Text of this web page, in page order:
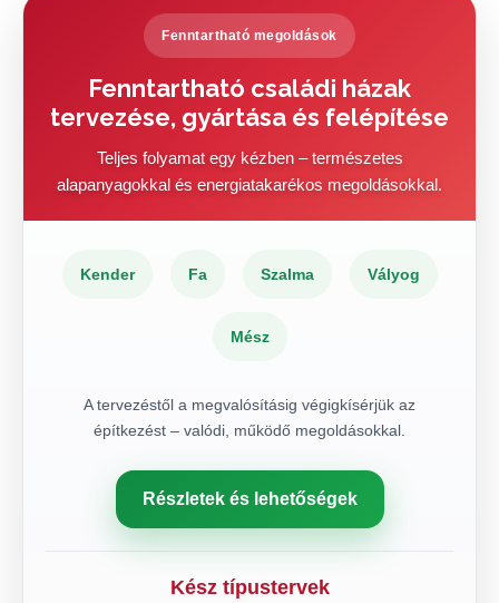
Fenntartható megoldások
Fenntartható családi házak
tervezése, gyártása és felépítése
Teljes folyamat egy kézben – természetes
alapanyagokkal és energiatakarékos megoldásokkal.
Kender Fa Szalma Vályog
Mész
A tervezéstől a megvalósításig végigkísérjük az
építkezést – valódi, működő megoldásokkal.
Részletek és lehetőségek
Kész típustervek